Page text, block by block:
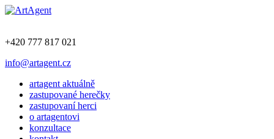
+420 777 817 021
info@artagent.cz
artagent aktuálně
zastupované herečky
zastupovaní herci
o artagentovi
konzultace